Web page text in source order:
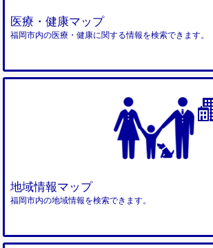
医療・健康マップ
福岡市内の医療・健康に関する情報を検索できます。
地域情報マップ
福岡市内の地域情報を検索できます。